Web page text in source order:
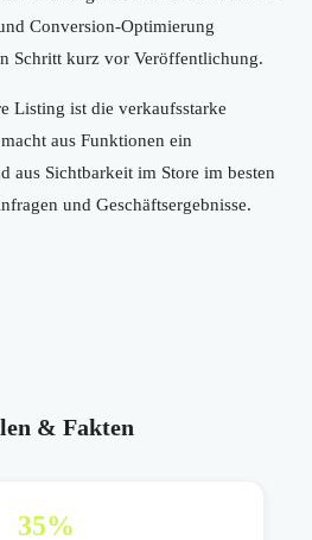
Conversion-Optimierung
Schritt kurz vor Veröffentlichung.
Listing ist die verkaufsstarke
aus Funktionen ein
aus Sichtbarkeit im Store im besten
und Geschäftsergebnisse.
& Fakten
35%